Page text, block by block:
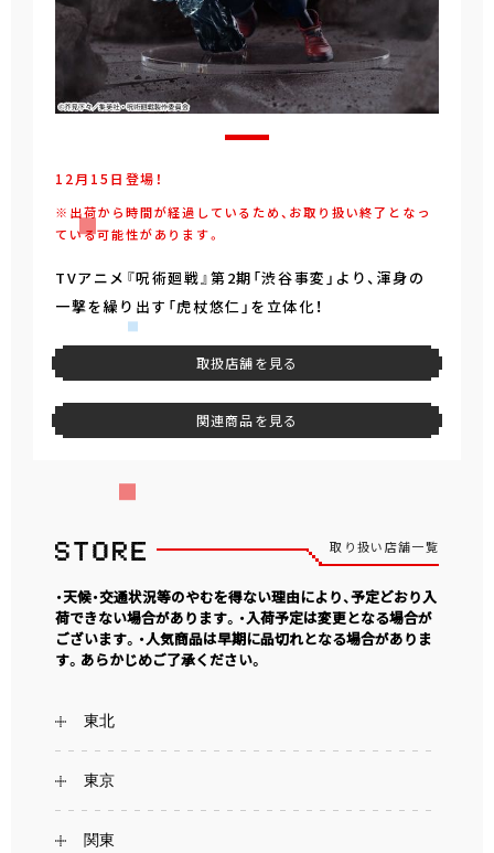
12月15日登場！
※出荷から時間が経過しているため、お取り扱い終了となっ
ている可能性があります。
TVアニメ『呪術廻戦』第2期「渋谷事変」より、渾身の
一撃を繰り出す「虎杖悠仁」を立体化！
取扱店舗を見る
関連商品を見る
取り扱い店舗一覧
・天候・交通状況等のやむを得ない理由により、予定どおり入
荷できない場合があります。・入荷予定は変更となる場合が
ございます。・人気商品は早期に品切れとなる場合がありま
す。あらかじめご了承ください。
東北
東京
関東